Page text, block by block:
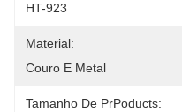
HT-923
Material:
Couro E Metal
Tamanho De PrPoducts: